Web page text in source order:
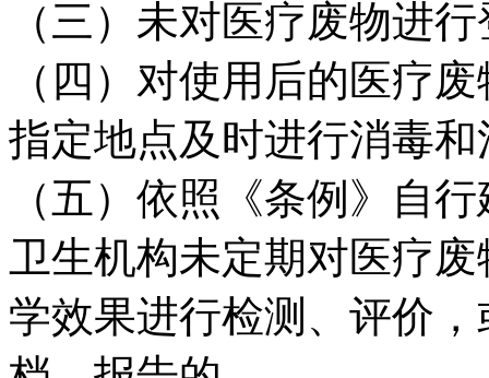
（三）未对医疗废物进
（四）对使用后的医疗
指定地点及时进行消毒
（五）依照《条例》自
卫生机构未定期对医疗
学效果进行检测、评价